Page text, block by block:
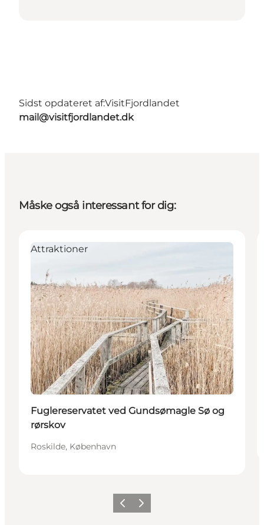
Sidst opdateret af:VisitFjordlandet
mail@visitfjordlandet.dk
Måske også interessant for dig:
Attraktioner
Fuglereservatet ved Gundsømagle Sø og
rørskov
Roskilde, København
Forrige billede
Næste billede